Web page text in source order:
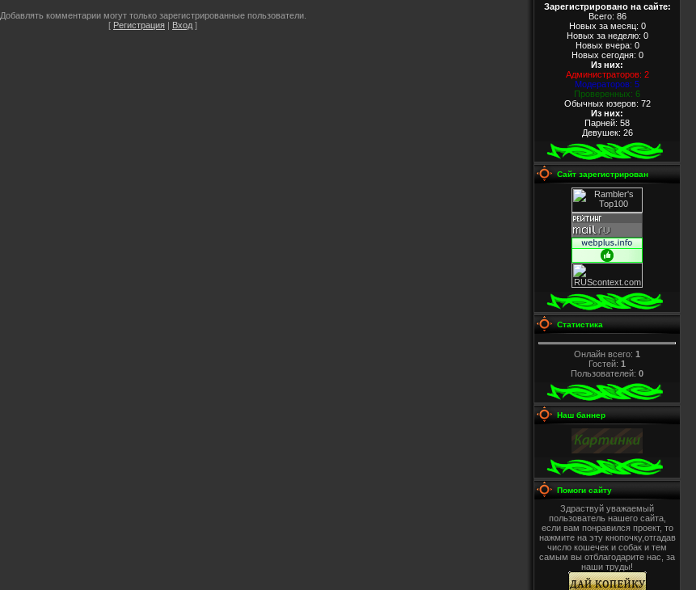
Добавлять комментарии могут только зарегистрированные пользователи.
[ Регистрация | Вход ]
Зарегистрировано на сайте:
Всего: 86
Новых за месяц: 0
Новых за неделю: 0
Новых вчера: 0
Новых сегодня: 0
Из них:
Администраторов: 2
Модераторов: 5
Проверенных: 6
Обычных юзеров: 72
Из них:
Парней: 58
Девушек: 26
Сайт зарегистрирован
Статистика
Онлайн всего: 1
Гостей: 1
Пользователей: 0
Наш баннер
Помоги сайту
Здраствуй уважаемый
пользователь нашего сайта,
если вам понравился проект, то
нажмите на эту кнопочку,отгадав
число кошечек и собак и тем
самым вы отблагодарите нас, за
наши труды!